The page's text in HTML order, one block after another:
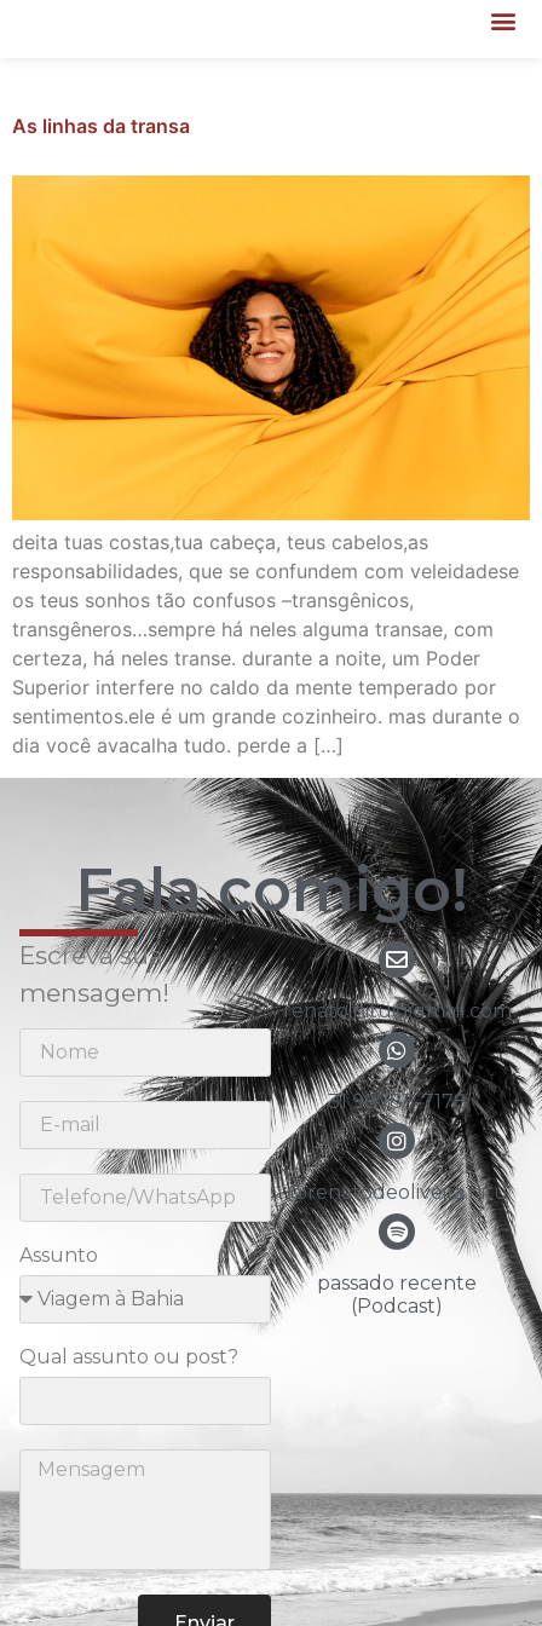
As linhas da transa
deita tuas costas,tua cabeça, teus cabelos,as
responsabilidades, que se confundem com veleidadese
os teus sonhos tão confusos –transgênicos,
transgêneros…sempre há neles alguma transae, com
certeza, há neles transe. durante a noite, um Poder
Superior interfere no caldo da mente temperado por
sentimentos.ele é um grande cozinheiro. mas durante o
dia você avacalha tudo. perde a […]
Fala comigo!
Escreva sua
mensagem!
Assunto
Qual assunto ou post?
renato.nitu@gmail.com
31 98783-7178
@renatodeoliveira.nitu
passado recente
(Podcast)